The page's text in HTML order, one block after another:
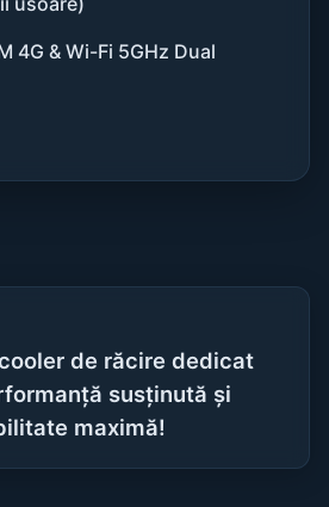
4G & Wi-Fi 5GHz Dual
de răcire dedicat
susținută și
maximă!